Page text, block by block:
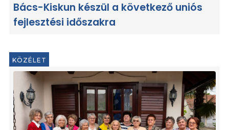
Bács-Kiskun készül a következő uniós
fejlesztési időszakra
KÖZÉLET